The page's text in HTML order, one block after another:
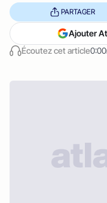
Écoutez cet article
PARTAGER
Ajouter